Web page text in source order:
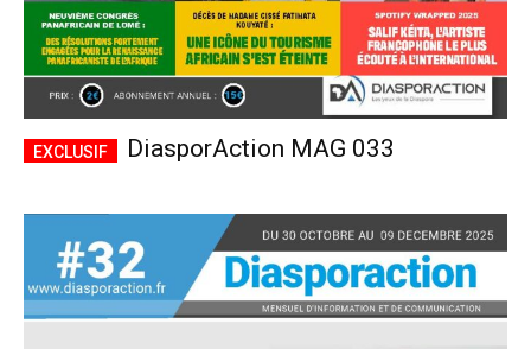
DiasporAction MAG 033